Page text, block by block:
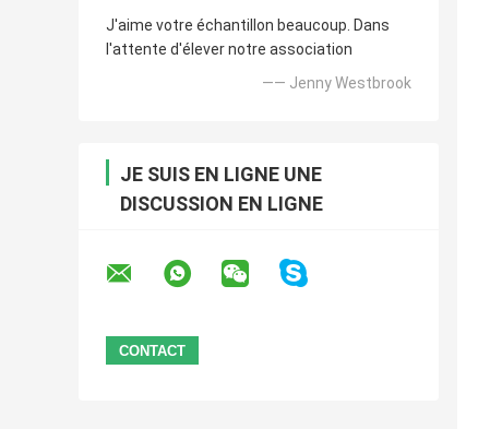
J'aime votre échantillon beaucoup. Dans
l'attente d'élever notre association
—— Jenny Westbrook
JE SUIS EN LIGNE UNE
DISCUSSION EN LIGNE